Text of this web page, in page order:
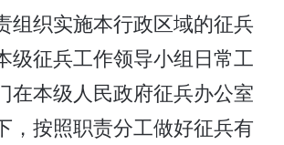
组织实施本行政区域的征兵
级征兵工作领导小组日常工
在本级人民政府征兵办公室
，按照职责分工做好征兵有